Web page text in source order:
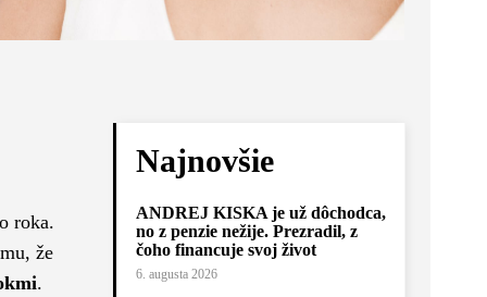
roka.
že
.
Najnovšie
ANDREJ KISKA je už dôchodca,
no z penzie nežije. Prezradil, z
čoho financuje svoj život
6. augusta 2026